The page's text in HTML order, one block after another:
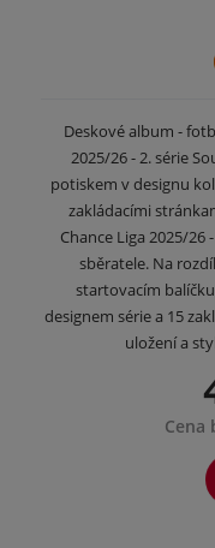
Deskové album -
2025/26 - 2. série
potiskem v designu
zakládacími
Chance Liga 2025/
sběratele. Na
startovacím
designem série a 15
uložení a
Cena